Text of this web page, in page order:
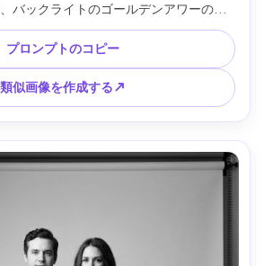
バックライトのゴールデンアワーの太
影、50mm f/1.4、高速シャッター、鮮
ーズ、浅い被写界深度、鮮やかでありな
カラーグレーディング --ar 4:5
プロンプトのコピー
類似画像を作成する↗